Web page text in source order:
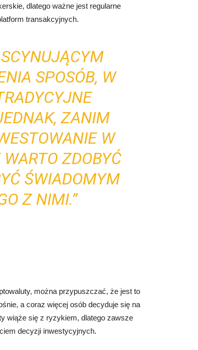
dlatego ważne jest regularne
transakcyjnych.
SPOSÓB, W
ZANIM
W
ZDOBYĆ
ŚWIADOMYM
Z NIMI.”
można przypuszczać, że jest to
a coraz więcej osób decyduje się na
wiąże się z ryzykiem, dlatego zawsze
decyzji inwestycyjnych.